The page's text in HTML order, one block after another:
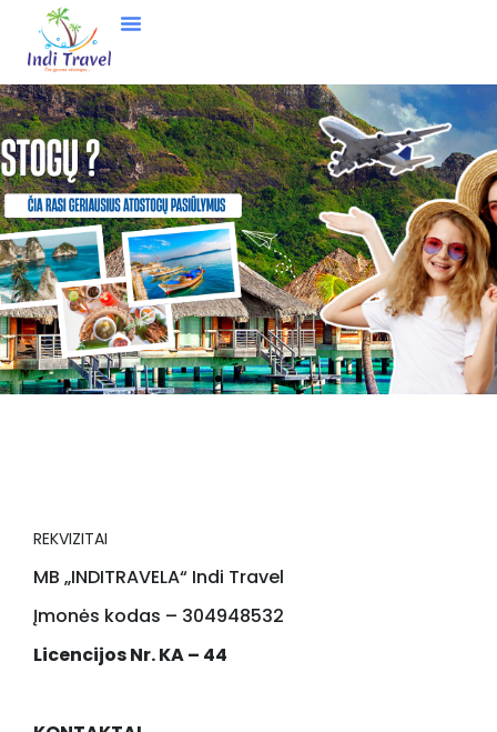
REKVIZITAI
MB „INDITRAVELA“ Indi Travel
Įmonės kodas – 304948532
Licencijos Nr. KA – 44